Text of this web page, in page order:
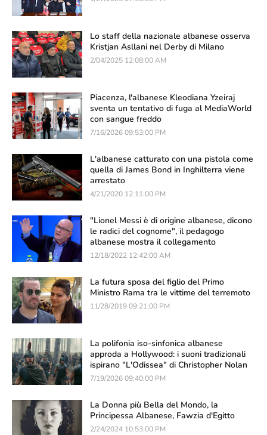
Lo staff della nazionale albanese osserva
Kristjan Asllani nel Derby di Milano
2/04/2025 12:08:00 AM
Piacenza, l'albanese Kleodiana Yzeiraj
sventa un tentativo di fuga al MediaWorld
con sangue freddo
7/16/2026 09:53:00 PM
L'albanese catturato con una pistola come
quella di James Bond in Inghilterra viene
arrestato
4/21/2020 12:11:00 PM
"Lionel Messi è di origine albanese, dicono
le radici del cognome", il pedagogo
albanese mostra il collegamento
12/18/2022 12:42:00 AM
La futura sposa del figlio del Primo
Ministro Rama tra le vittime del terremoto
11/28/2019 09:21:00 PM
La polifonia iso-sinfonica albanese
approda a Hollywood: i suoni tradizionali
ispirano "L'Odissea" di Christopher Nolan
7/19/2026 09:40:00 PM
La Donna più Bella del Mondo, la
Principessa Albanese, Fawzia d'Egitto
2/24/2024 10:53:00 PM